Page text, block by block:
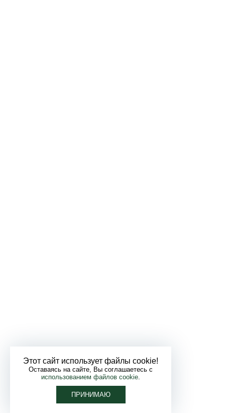
Этот сайт использует файлы cookie!
Оставаясь на сайте, Вы соглашаетесь с
использованием файлов cookie.
ПРИНИМАЮ